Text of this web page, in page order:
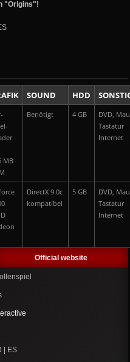
"Origins"!
SOUND HDD
MB
Benötigt 4 GB
DVD,
Tastatur
Internet
DirectX 9.0c
kompatibel
5 GB
DVD,
Tastatur
Internet
Official website
| ES